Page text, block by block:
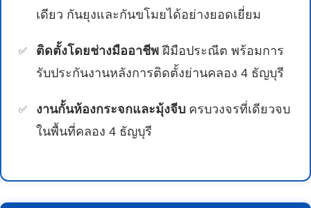
เดียว กันยุงและกันขโมยได้อย่างยอดเยี่ยม
ติดตั้งโดยช่างมืออาชีพ ฝีมือประณีต พร้อมการ
รับประกันงานหลังการติดตั้งย่านคลอง 4 ธัญบุรี
งานกั้นห้องกระจกและมุ้งจีบ ครบวงจรที่เดียวจบ
ในพื้นที่คลอง 4 ธัญบุรี